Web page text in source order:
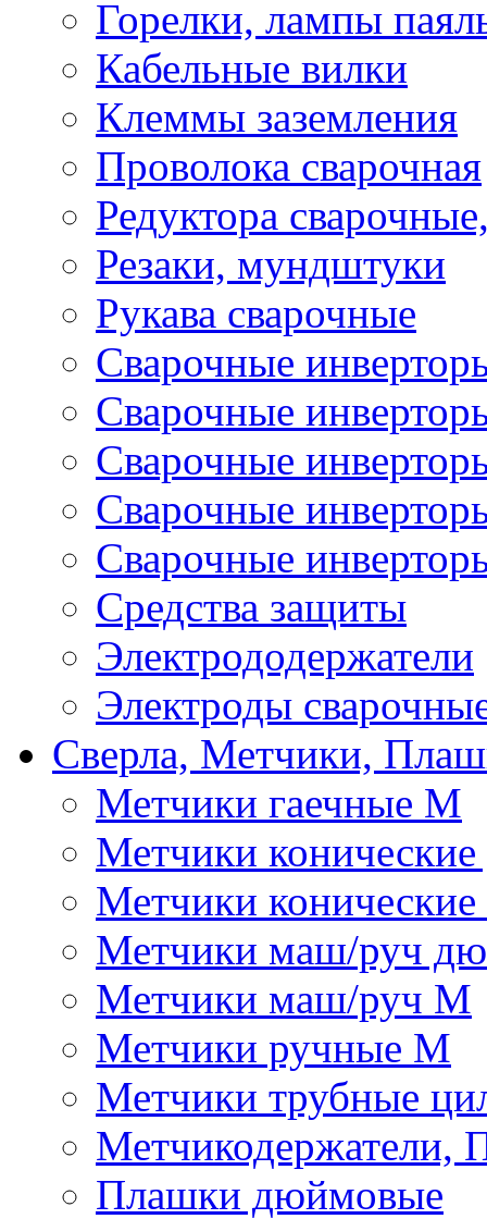
Горелки, лампы
Кабельные вилки
Клеммы заземления
Проволока сварочная
Редуктора
Резаки, мундштуки
Рукава сварочные
Сварочные
Сварочные
Сварочные
Сварочные
Сварочные
Средства защиты
Электрододержатели
Электроды
Сверла, Метчики,
Метчики гаечные М
Метчики
Метчики
Метчики маш/руч
Метчики маш/руч М
Метчики ручные М
Метчики трубные
Метчикодержатели,
Плашки дюймовые